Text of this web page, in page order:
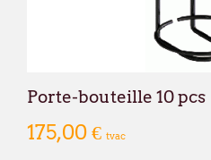
Porte-bouteille 10 pcs
175,00 € tvac